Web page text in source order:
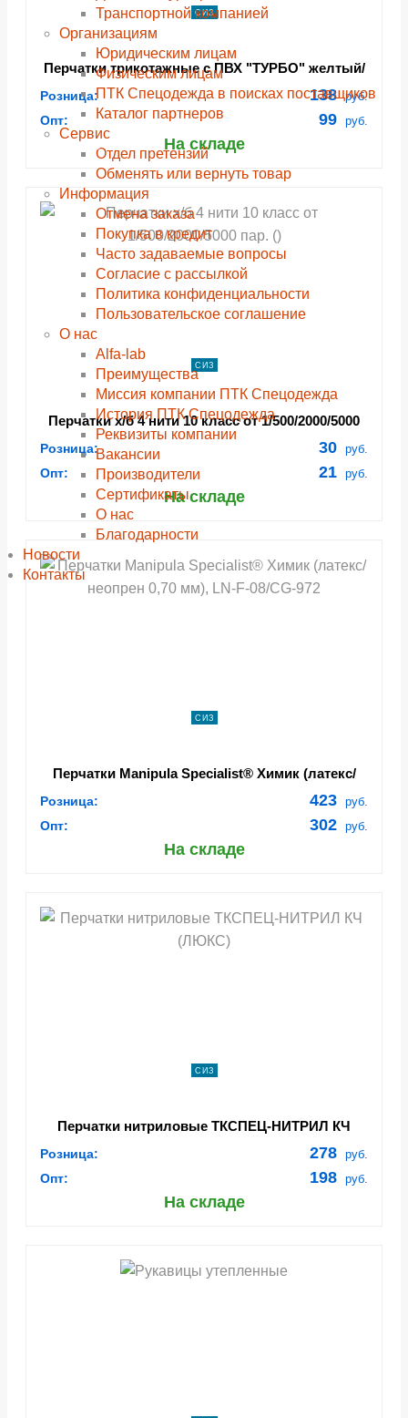
Транспортной компанией
Организациям
Юридическим лицам
Физическим лицам
ПТК Спецодежда в поисках поставщиков
Каталог партнеров
Сервис
Отдел претензий
Обменять или вернуть товар
Информация
Отмена заказа
Покупка в кредит
Часто задаваемые вопросы
Согласие с рассылкой
Политика конфиденциальности
Пользовательское соглашение
О нас
Alfa-lab
Преимущества
Миссия компании ПТК Спецодежда
История ПТК Спецодежда
Реквизиты компании
Вакансии
Производители
Сертификаты
О нас
Благодарности
Новости
Контакты
СИЗ
Перчатки трикотажные с ПВХ "ТУРБО" желтый/
черный, (Пер 051Я), картонный ярлык
(3.7815.051)
Розница: 138 руб.
Опт: 99 руб.
На складе
СИЗ
Перчатки х/б 4 нити 10 класс от 1/500/2000/5000
пар. ()
Розница: 30 руб.
Опт: 21 руб.
На складе
СИЗ
Перчатки Manipula Specialist® Химик (латекс/
Розница: 423 руб.
Опт: 302 руб.
На складе
СИЗ
Перчатки нитриловые ТКСПЕЦ-НИТРИЛ КЧ
Розница: 278 руб.
Опт: 198 руб.
На складе